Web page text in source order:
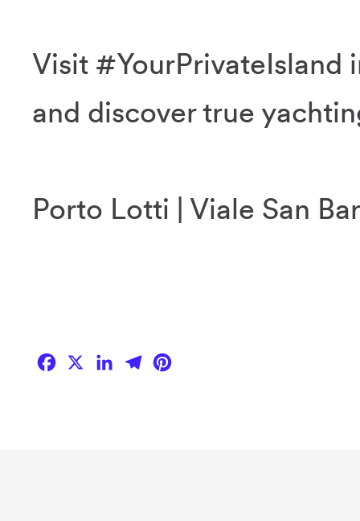
Visit #YourPrivateIsland
and discover true
Porto Lotti | Viale San
Facebook
X LinkedIn
Telegram